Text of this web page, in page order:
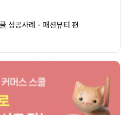
성공사례 - 패션뷰티 편